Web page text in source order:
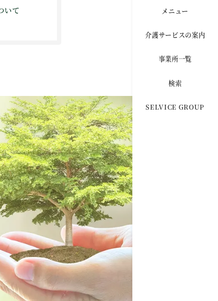
メニュー
介護サービスの案内
事業所一覧
検索
SELVICE GROUP
いて